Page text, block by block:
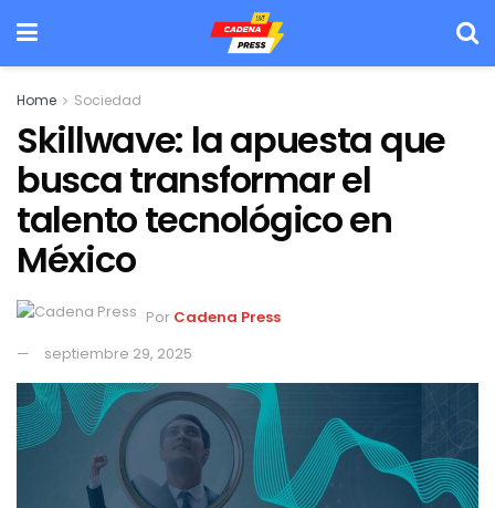
Home Sociedad
Skillwave: la apuesta que
busca transformar el
talento tecnológico en
México
Por Cadena Press
septiembre 29, 2025